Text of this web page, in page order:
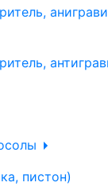
пистон)